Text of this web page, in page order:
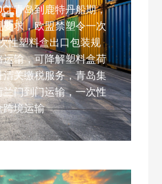
青岛到鹿特丹船期，
求，欧盟禁塑令一次
性塑料盒出口包装规
输，可降解塑料盒荷
关缴税服务，青岛集
门到门运输，一次性
跨境运输